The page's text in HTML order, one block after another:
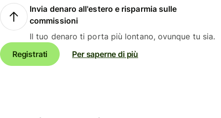
Invia denaro all'estero e risparmia sulle
commissioni
Il tuo denaro ti porta più lontano, ovunque tu sia.
Registrati
Per saperne di più